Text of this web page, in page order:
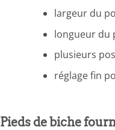
largeur du
longueur du
plusieurs
réglage fin
Pieds de biche